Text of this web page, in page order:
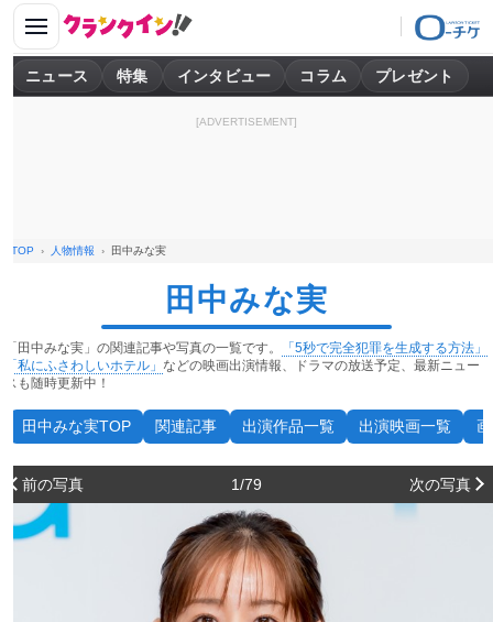
ニュース 特集 インタビュー コラム プレゼント
[ADVERTISEMENT]
TOP 人物情報 田中みな実
田中みな実
「田中みな実」の関連記事や写真の一覧です。
「5秒で完全犯罪を生成する方法」
「私にふさわしいホテル」 などの映画出演情報、ドラマの放送予定、最新ニュー
スも随時更新中！
田中みな実TOP 関連記事 出演作品一覧 出演映画一覧
前の写真 1/79 次の写真